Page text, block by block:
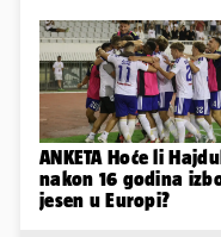
ANKETA Hoće li
nakon 16 godina
jesen u Europi?